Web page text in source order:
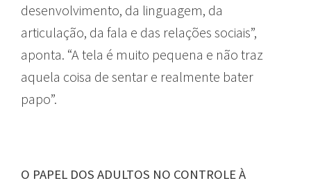
desenvolvimento, da linguagem, da
articulação, da fala e das relações sociais”,
aponta. “A tela é muito pequena e não traz
aquela coisa de sentar e realmente bater
papo”.
O PAPEL DOS ADULTOS NO CONTROLE À